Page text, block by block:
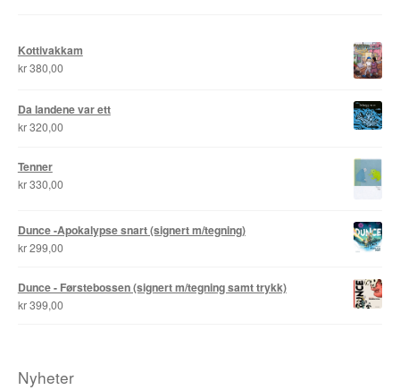
Kottivakkam
kr380,00
Da landene var ett
kr320,00
Tenner
kr330,00
Dunce -Apokalypse snart (signert m/tegning)
kr299,00
Dunce - Førstebossen (signert m/tegning samt trykk)
kr399,00
Nyheter